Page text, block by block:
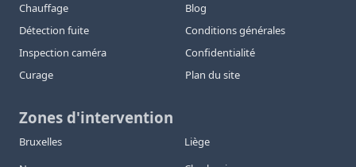
Chauffage
Détection fuite
Inspection caméra
Curage
Blog
Conditions générales
Confidentialité
Plan du site
Zones d'intervention
Bruxelles
Liège